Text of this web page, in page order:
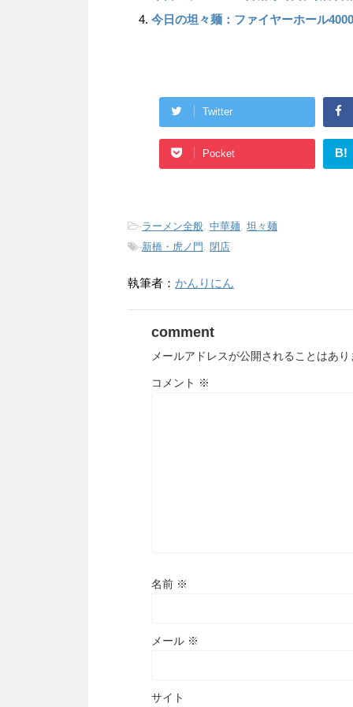
今日の坦々麺：ファイヤーホール
Twitter
Pocket B!
-ラーメン全般 中華麺 坦々麺
-新橋・虎ノ門 閉店
執筆者： かんりにん
comment
メールアドレスが公開されることはあ
コメント ※
名前 ※
メール ※
サイト